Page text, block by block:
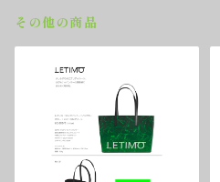
その他の商品